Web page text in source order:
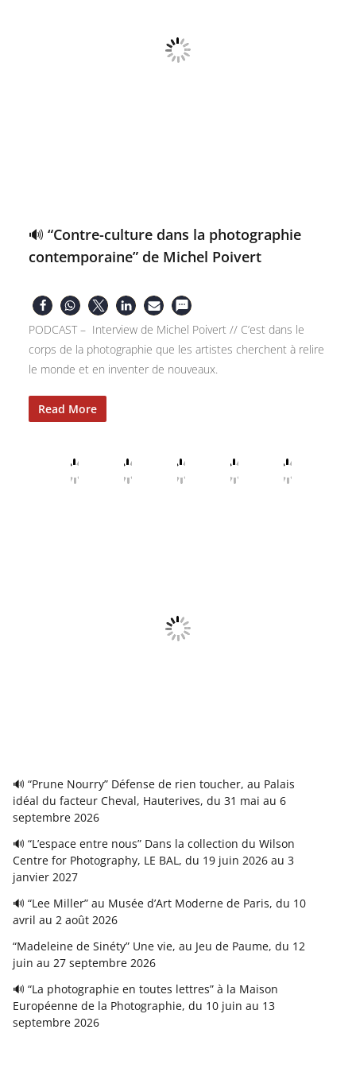
🔊 “Contre-culture dans la photographie
contemporaine” de Michel Poivert
PODCAST – Interview de Michel Poivert // C’est dans le
corps de la photographie que les artistes cherchent à relire
le monde et en inventer de nouveaux.
Read More
🔊 “Prune Nourry” Défense de rien toucher, au Palais
idéal du facteur Cheval, Hauterives, du 31 mai au 6
septembre 2026
🔊 “L’espace entre nous” Dans la collection du Wilson
Centre for Photography, LE BAL, du 19 juin 2026 au 3
janvier 2027
🔊 “Lee Miller” au Musée d’Art Moderne de Paris, du 10
avril au 2 août 2026
“Madeleine de Sinéty” Une vie, au Jeu de Paume, du 12
juin au 27 septembre 2026
🔊 “La photographie en toutes lettres” à la Maison
Européenne de la Photographie, du 10 juin au 13
septembre 2026